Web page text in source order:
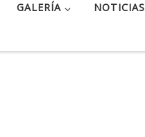
GALERÍA NOTICIAS